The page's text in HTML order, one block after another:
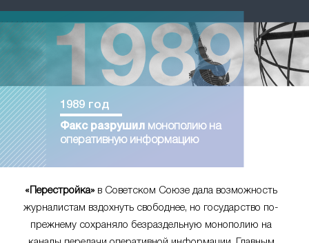
1989 год
Факс разрушил
монополию на
оперативную информацию
«Перестройка»в Советском Союзе дала возможность
журналистам вздохнуть свободнее, но государство по-
прежнему сохраняло безраздельную монополию на